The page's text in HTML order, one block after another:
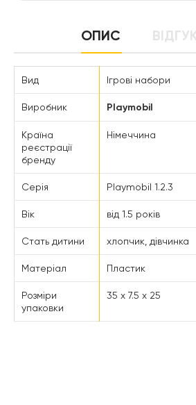
ОПИС
Вид Ігрові набори
Виробник Playmobil
Країна
реєстрації
бренду
Німеччина
Серія Playmobil 1.2.3
Вік від 1.5 років
Стать дитини хлопчик, дівчинка
Матеріал Пластик
Розміри
упаковки
35 x 7.5 x 25